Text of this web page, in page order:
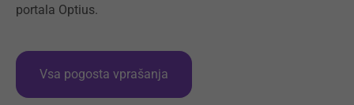
portala Optius.
Vsa pogosta vprašanja